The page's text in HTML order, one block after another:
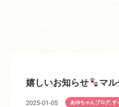
嬉しいお知らせ マ
2025-01-05 あゆちゃんブログ,す